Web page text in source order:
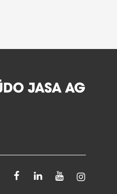
FacebookLinkedinYoutube